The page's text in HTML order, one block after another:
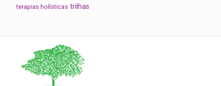
terapias holísticas trilhas